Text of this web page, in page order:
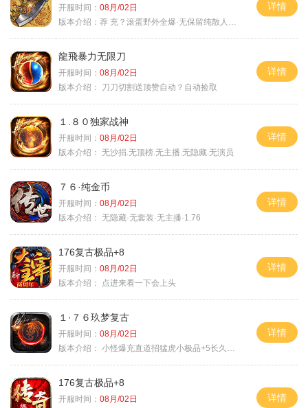
开服时间： 08月/02日
版本介绍： 荐 充？滚蛋野外全爆·无保留纯散人首秀
详情
龍飛暴力无限刀
开服时间： 08月/02日
版本介绍：
刀刀切割送顶赞自动？自动捡取
详情
１.８０独家战神
开服时间： 08月/02日
版本介绍： 无沙捐.无顶榜.无主播.无隐藏.无演员
详情
７６·纯金币
开服时间： 08月/02日
版本介绍： 无隐藏·无套装·无主播·1.76
详情
176复古极品+8
开服时间： 08月/02日
版本介绍：
点进来看一下会上头
详情
１·７６玖梦复古
开服时间： 08月/02日
版本介绍： 小怪爆充直道招猛虎小极品+5长久好玩
详情
176复古极品+8
开服时间： 08月/02日
详情